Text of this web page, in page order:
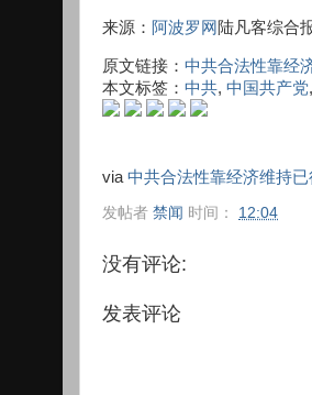
来源： 阿波罗网 陆凡客综合
原文链接： 中共合法性靠经
本文标签： 中共, 中国共产党,
via 中共合法性靠经济维持
发帖者 禁闻 时间： 12:04
没有评论:
发表评论